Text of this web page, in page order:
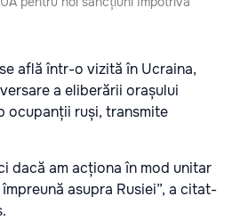
află într-o vizită în Ucraina,
a eliberării orașului
ocupanții ruși, transmite
dacă am acționa în mod unitar
asupra Rusiei”, a citat-